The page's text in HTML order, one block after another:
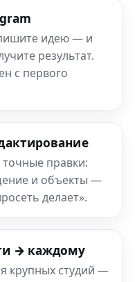
идею — и
результат.
с первого
точные правки:
и объекты —
делает».
→ каждому
крупных студий —